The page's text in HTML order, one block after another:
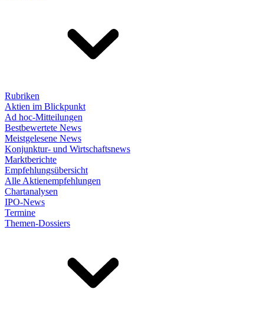
Rubriken
Aktien im Blickpunkt
Ad hoc-Mitteilungen
Bestbewertete News
Meistgelesene News
Konjunktur- und Wirtschaftsnews
Marktberichte
Empfehlungsübersicht
Alle Aktienempfehlungen
Chartanalysen
IPO-News
Termine
Themen-Dossiers